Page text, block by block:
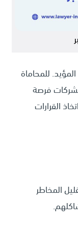
للمحاماة
فرصة
القرارات
المخاطر